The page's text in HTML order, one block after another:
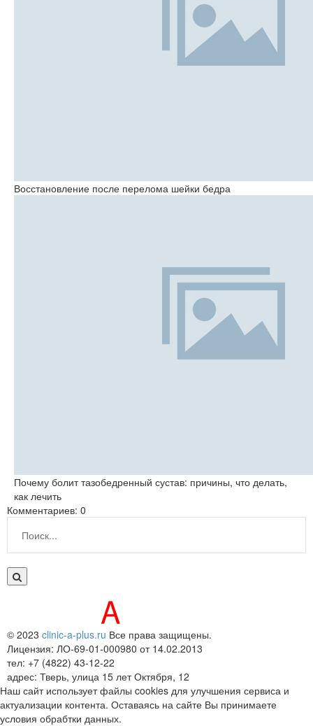
Восстановление после перелома шейки бедра
Почему болит тазобедренный сустав: причины, что делать,
как лечить
Комментариев: 0
© 2023 clinic-a-plus.ru Все права защищены.
Лицензия: ЛО-69-01-000980 от 14.02.2013
тел: +7 (4822) 43-12-22
адрес: Тверь, улица 15 лет Октября, 12
Наш сайт использует файлы cookies для улучшения сервиса и
актуализации контента. Оставаясь на сайте Вы принимаете
условия обрабтки данных.